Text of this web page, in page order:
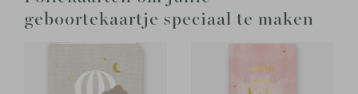
geboortekaartje speciaal te maken